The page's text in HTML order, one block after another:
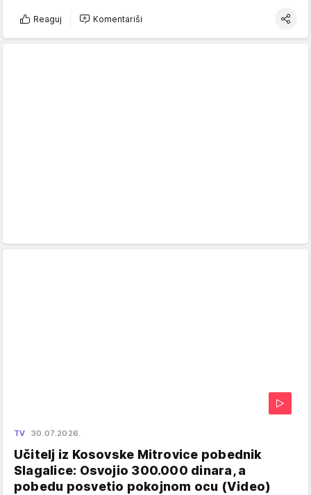
Reaguj Komentariši
TV 30.07.2026.
Učitelj iz Kosovske Mitrovice pobednik
Slagalice: Osvojio 300.000 dinara, a
pobedu posvetio pokojnom ocu (Video)